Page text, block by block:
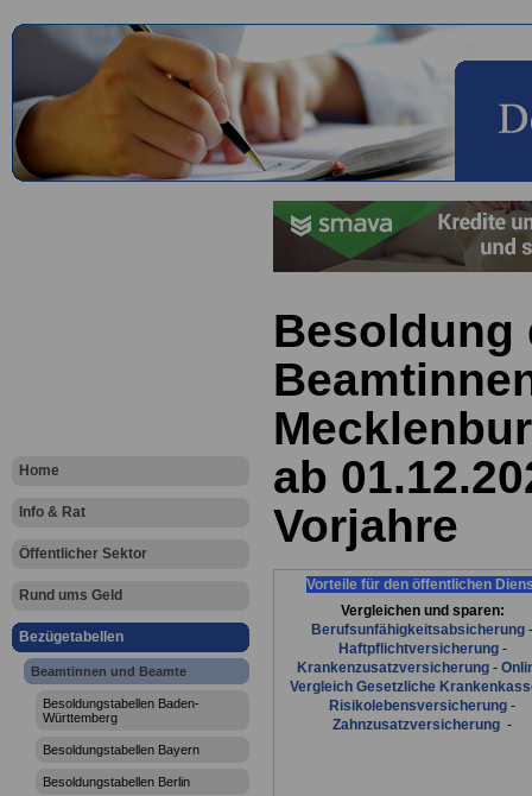
Home
Info & Rat
Öffentlicher Sektor
Rund ums Geld
Bezügetabellen
Beamtinnen und Beamte
Besoldungstabellen Baden-
Württemberg
Besoldungstabellen Bayern
Besoldungstabellen Berlin
Besoldung
ab
Vorjahre
Vorteile für den öffentlichen
Vergleichen und sparen:
Berufsunfähigkeitsabsicherung -
Haftpflichtversicherung-
Krankenzusatzversicherung-
Vergleich Gesetzliche
Risikolebensversicherung -
Zahnzusatzversicherung -